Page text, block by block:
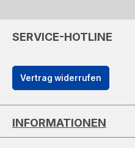
SERVICE-HOTLINE
Vertrag widerrufen
INFORMATIONEN